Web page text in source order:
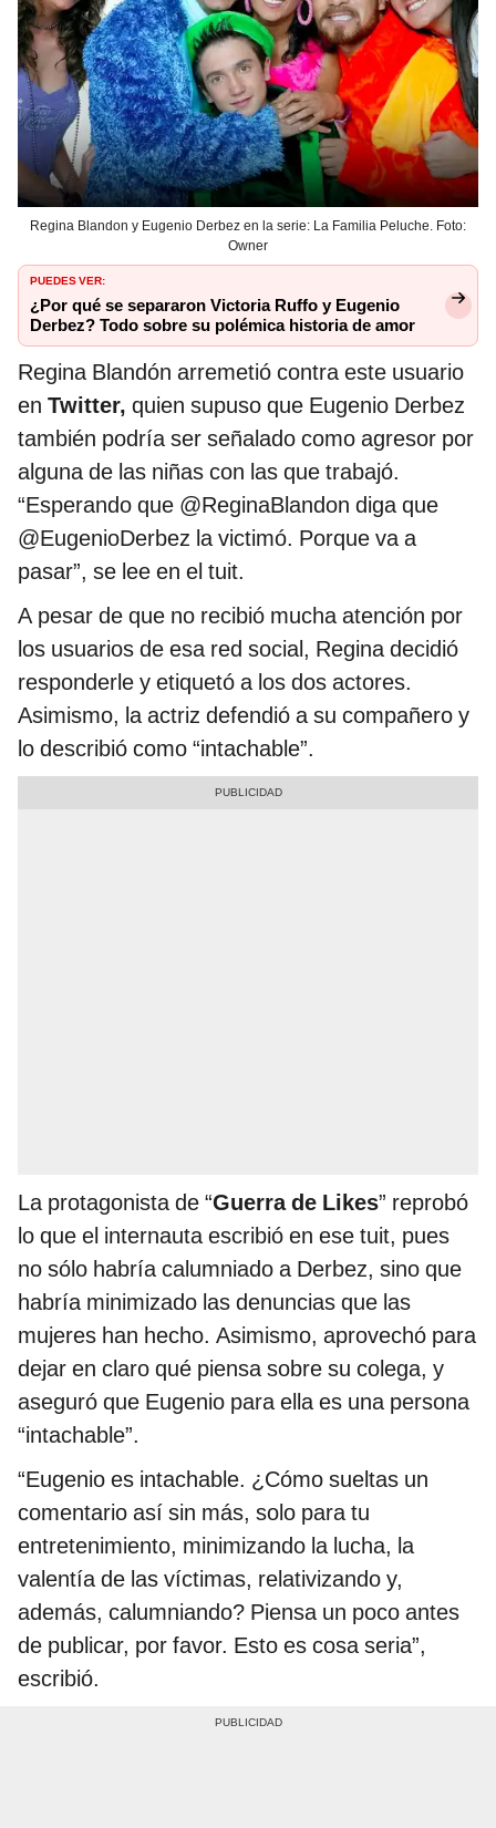
Regina Blandon y Eugenio Derbez en la serie: La Familia Peluche. Foto:
Owner
PUEDES VER:
¿Por qué se separaron Victoria Ruffo y Eugenio
Derbez? Todo sobre su polémica historia de amor
Regina Blandón arremetió contra este usuario
en Twitter, quien supuso que Eugenio Derbez
también podría ser señalado como agresor por
alguna de las niñas con las que trabajó.
“Esperando que @ReginaBlandon diga que
@EugenioDerbez la victimó. Porque va a
pasar”, se lee en el tuit.
A pesar de que no recibió mucha atención por
los usuarios de esa red social, Regina decidió
responderle y etiquetó a los dos actores.
Asimismo, la actriz defendió a su compañero y
lo describió como “intachable”.
La protagonista de “Guerra de Likes” reprobó
lo que el internauta escribió en ese tuit, pues
no sólo habría calumniado a Derbez, sino que
habría minimizado las denuncias que las
mujeres han hecho. Asimismo, aprovechó para
dejar en claro qué piensa sobre su colega, y
aseguró que Eugenio para ella es una persona
“intachable”.
“Eugenio es intachable. ¿Cómo sueltas un
comentario así sin más, solo para tu
entretenimiento, minimizando la lucha, la
valentía de las víctimas, relativizando y,
además, calumniando? Piensa un poco antes
de publicar, por favor. Esto es cosa seria”,
escribió.